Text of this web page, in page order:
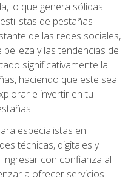
lo que genera sólidas
de pestañas
de las redes sociales,
y las tendencias de
significativamente la
haciendo que este sea
e invertir en tu
especialistas en
técnicas, digitales y
con confianza al
a ofrecer servicios